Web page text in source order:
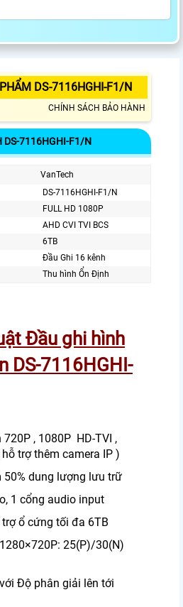
DS-7116HGHI-F1/N
CHÍNH SÁCH BẢO HÀNH
DS-7116HGHI-F1/N
VanTech
DS-7116HGHI-F1/N
FULL HD 1080P
AHD CVI TVI BCS
6TB
Đầu Ghi 16 kênh
Thu hình Ổn Định
Đầu ghi hình
DS-7116HGHI-
, 1080P HD-TVI ,
trợ thêm camera IP )
50% dung lượng lưu trữ
1 cổng audio input
ổ cứng tối đa 6TB
25(P)/30(N)
Độ phân giải lên tới